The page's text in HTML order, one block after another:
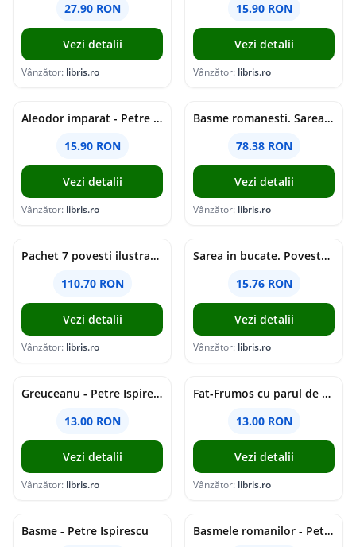
27.90 RON
Vezi detalii
Vânzător: libris.ro
15.90 RON
Vezi detalii
Vânzător: libris.ro
Aleodor imparat - Petre Ispirescu
15.90 RON
Vezi detalii
Vânzător: libris.ro
Basme romanesti. Sarea-n bucate si alte povesti cu talc - Petre Ispirescu
78.38 RON
Vezi detalii
Vânzător: libris.ro
Pachet 7 povesti ilustrate autori romani
110.70 RON
Vezi detalii
Vânzător: libris.ro
Sarea in bucate. Poveste ilustrata - Petre Ispirescu
15.76 RON
Vezi detalii
Vânzător: libris.ro
Greuceanu - Petre Ispirescu
13.00 RON
Vezi detalii
Vânzător: libris.ro
Fat-Frumos cu parul de aur - Petre Ispirescu
13.00 RON
Vezi detalii
Vânzător: libris.ro
Basme - Petre Ispirescu
Basmele romanilor - Petre Ispirescu